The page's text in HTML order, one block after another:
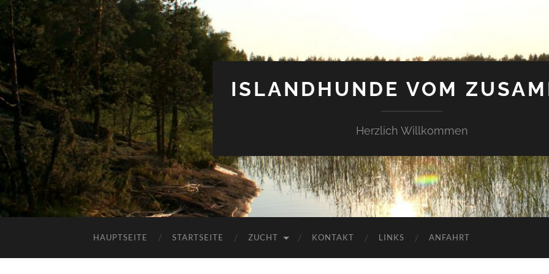
ISLANDHUNDE VOM
Herzlich Willkommen
HAUPTSEITE STARTSEITE ZUCHT KONTAKT LINKS ANFAHRT